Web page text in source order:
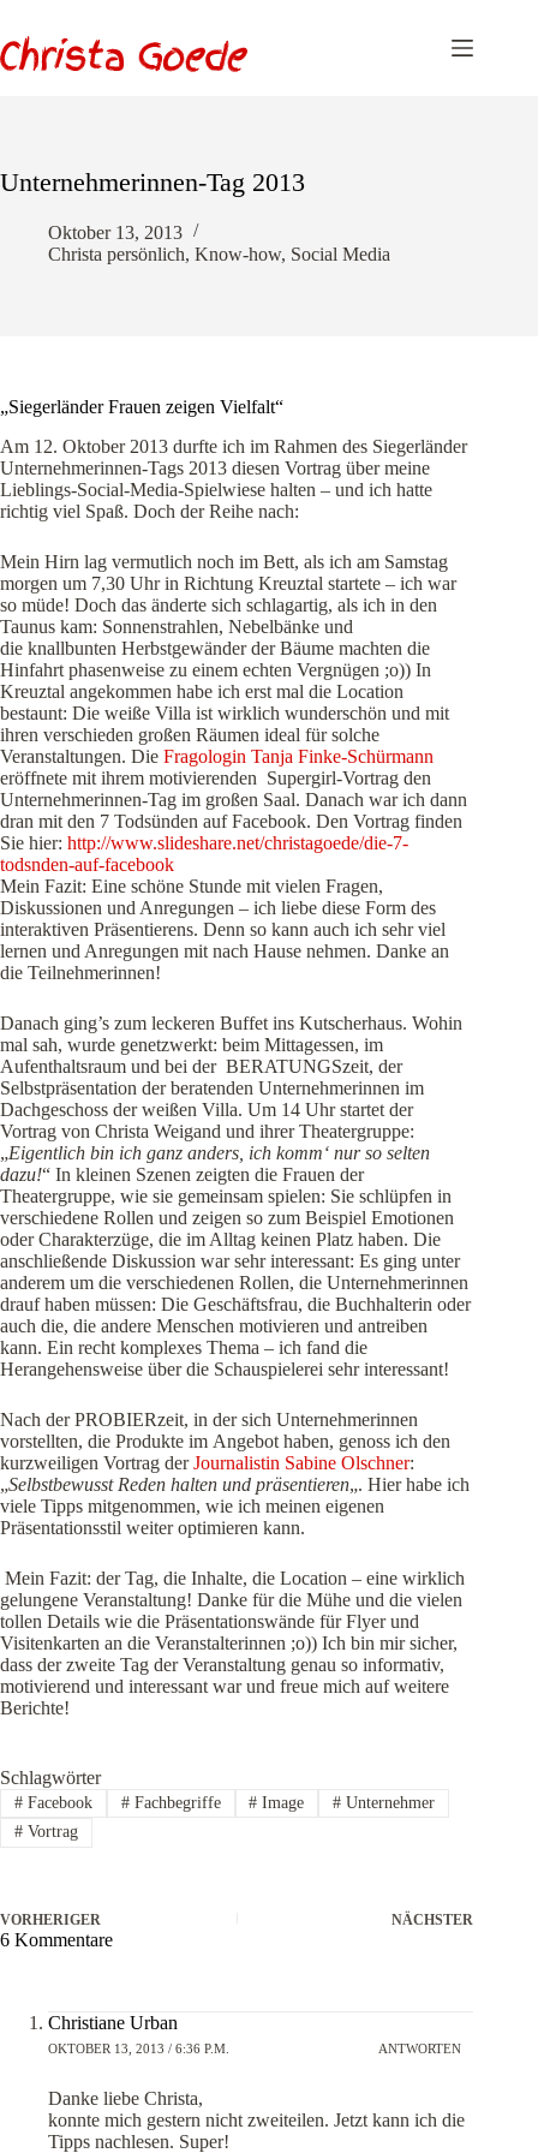
springen
Unternehmerinnen-Tag 2013
Oktober 13, 2013
Christa persönlich, Know-how, Social Media
„Siegerländer Frauen zeigen Vielfalt“
Am 12. Oktober 2013 durfte ich im Rahmen des Siegerländer
Unternehmerinnen-Tags 2013 diesen Vortrag über meine
Lieblings-Social-Media-Spielwiese halten – und ich hatte
richtig viel Spaß. Doch der Reihe nach:
Mein Hirn lag vermutlich noch im Bett, als ich am Samstag
morgen um 7,30 Uhr in Richtung Kreuztal startete – ich war
so müde! Doch das änderte sich schlagartig, als ich in den
Taunus kam: Sonnenstrahlen, Nebelbänke und
die knallbunten Herbstgewänder der Bäume machten die
Hinfahrt phasenweise zu einem echten Vergnügen ;o)) In
Kreuztal angekommen habe ich erst mal die Location
bestaunt: Die weiße Villa ist wirklich wunderschön und mit
ihren verschieden großen Räumen ideal für solche
Veranstaltungen. Die Fragologin Tanja Finke-Schürmann
eröffnete mit ihrem motivierenden Supergirl-Vortrag den
Unternehmerinnen-Tag im großen Saal. Danach war ich dann
dran mit den 7 Todsünden auf Facebook. Den Vortrag finden
Sie hier: http://www.slideshare.net/christagoede/die-7-
todsnden-auf-facebook
Mein Fazit: Eine schöne Stunde mit vielen Fragen,
Diskussionen und Anregungen – ich liebe diese Form des
interaktiven Präsentierens. Denn so kann auch ich sehr viel
lernen und Anregungen mit nach Hause nehmen. Danke an
die Teilnehmerinnen!
Danach ging’s zum leckeren Buffet ins Kutscherhaus. Wohin
mal sah, wurde genetzwerkt: beim Mittagessen, im
Aufenthaltsraum und bei der BERATUNGSzeit, der
Selbstpräsentation der beratenden Unternehmerinnen im
Dachgeschoss der weißen Villa. Um 14 Uhr startet der
Vortrag von Christa Weigand und ihrer Theatergruppe:
„Eigentlich bin ich ganz anders, ich komm‘ nur so selten
dazu!“ In kleinen Szenen zeigten die Frauen der
Theatergruppe, wie sie gemeinsam spielen: Sie schlüpfen in
verschiedene Rollen und zeigen so zum Beispiel Emotionen
oder Charakterzüge, die im Alltag keinen Platz haben. Die
anschließende Diskussion war sehr interessant: Es ging unter
anderem um die verschiedenen Rollen, die Unternehmerinnen
drauf haben müssen: Die Geschäftsfrau, die Buchhalterin oder
auch die, die andere Menschen motivieren und antreiben
kann. Ein recht komplexes Thema – ich fand die
Herangehensweise über die Schauspielerei sehr interessant!
Nach der PROBIERzeit, in der sich Unternehmerinnen
vorstellten, die Produkte im Angebot haben, genoss ich den
kurzweiligen Vortrag derJournalistin Sabine Olschner:
„Selbstbewusst Reden halten und präsentieren„. Hier habe ich
viele Tipps mitgenommen, wie ich meinen eigenen
Präsentationsstil weiter optimieren kann.
Mein Fazit: der Tag, die Inhalte, die Location – eine wirklich
gelungene Veranstaltung! Danke für die Mühe und die vielen
tollen Details wie die Präsentationswände für Flyer und
Visitenkarten an die Veranstalterinnen ;o)) Ich bin mir sicher,
dass der zweite Tag der Veranstaltung genau so informativ,
motivierend und interessant war und freue mich auf weitere
Berichte!
Schlagwörter
#Facebook #Fachbegriffe # Image # Unternehmer
#Vortrag
VORHERIGER NÄCHSTER
6 Kommentare
Christiane Urban
OKTOBER 13, 2013 / 6:36 P.M. ANTWORTEN
Danke liebe Christa,
konnte mich gestern nicht zweiteilen. Jetzt kann ich die
Tipps nachlesen. Super!